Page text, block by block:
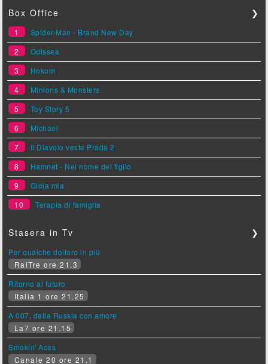
Box Office ❯
1
Spider-Man - Brand New Day
2
Odissea
3
Hokum
4
Minions & Monsters
5
Toy Story 5
6
Michael
7
Il Diavolo veste Prada 2
8
Hamnet - Nel nome del figlio
9
Gioia mia
10
Terapia di famiglia
Stasera in Tv ❯
Per qualche dollaro in più
RaiTre ore 21.3
Ritorno al futuro
Italia 1 ore 21.25
A 007, dalla Russia con amore
La7 ore 21.15
Smokin' Aces
Canale 20 ore 21.1